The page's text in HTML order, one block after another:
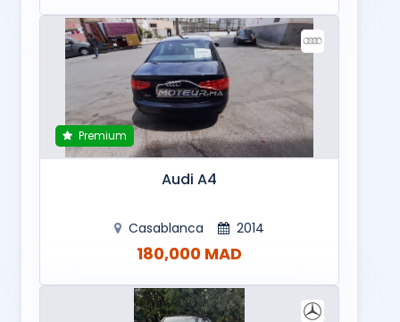
Premium
Audi A4
Casablanca 2014
180,000 MAD